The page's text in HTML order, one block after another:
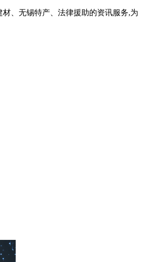
、无锡特产、法律援助的资讯服务,为